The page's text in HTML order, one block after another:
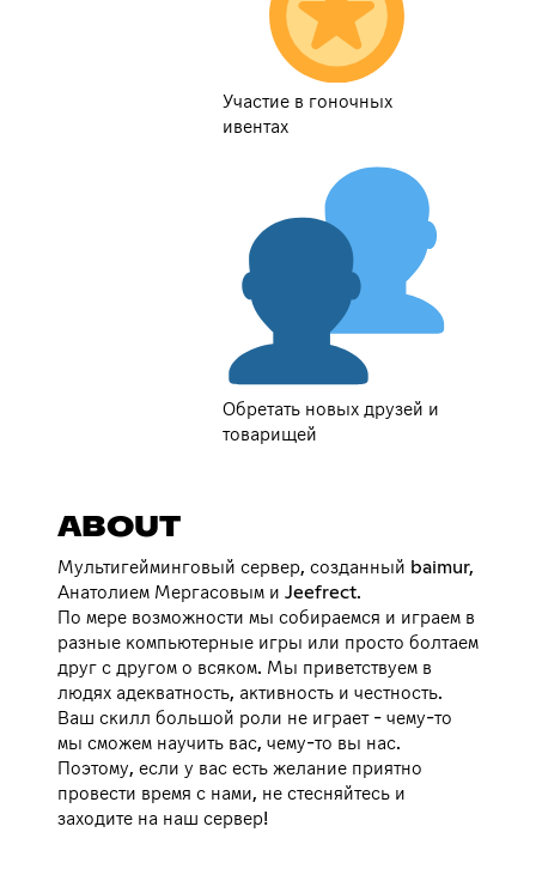
Участие в гоночных
ивентах
Обретать новых друзей и
товарищей
ABOUT
Мультигейминговый сервер, созданный baimur,
Анатолием Мергасовым и Jeefrect.
По мере возможности мы собираемся и играем в
разные компьютерные игры или просто болтаем
друг с другом о всяком. Мы приветствуем в
людях адекватность, активность и честность.
Ваш скилл большой роли не играет - чему-то
мы сможем научить вас, чему-то вы нас.
Поэтому, если у вас есть желание приятно
провести время с нами, не стесняйтесь и
заходите на наш сервер!